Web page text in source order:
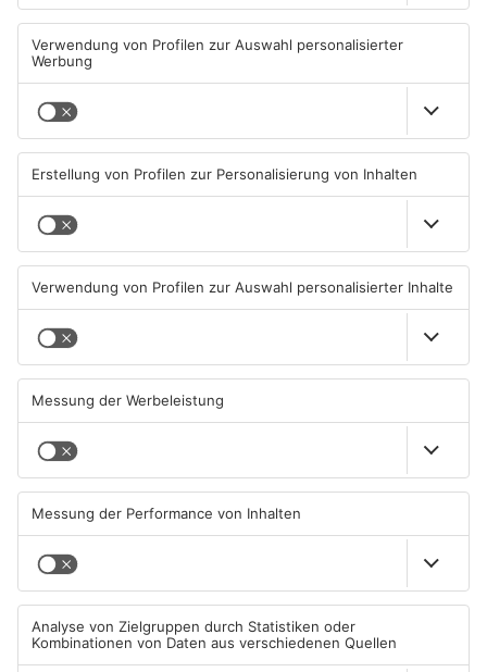
Brände in Seligenstadt,
Hanau und Kahl
05.08.2026, 06:36 UHR IN
Gewässer im Primaveraland
TOPNEWS
Kliniken im Primaveraland
melden mehr Patienten
durch Hitze
Schüsse in Langenselbold,
Gelnhausen, Linsengericht
und Miltenberg